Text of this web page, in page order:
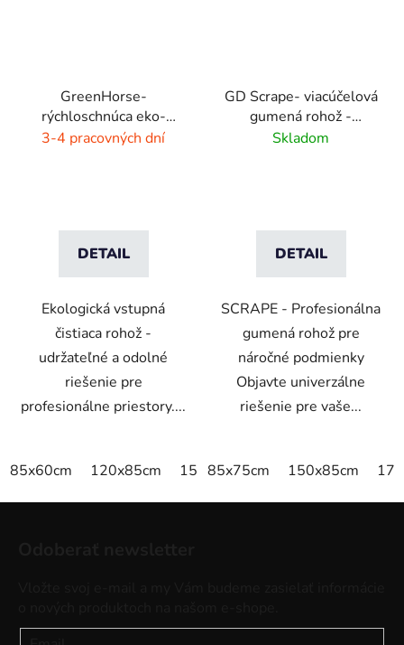
GreenHorse-
rýchloschnúca eko-
rohož - dýmovo čierna
3-4 pracovných dní
DETAIL
Ekologická vstupná
čistiaca rohož -
udržateľné a odolné
riešenie pre
profesionálne priestory....
85x60cm 120x85cm 150x85cm 175x115cm
GD Scrape- viacúčelová
gumená rohož -
interiér/exteriér
Skladom
DETAIL
SCRAPE - Profesionálna
gumená rohož pre
náročné podmienky
Objavte univerzálne
riešenie pre vaše...
85x75cm 150x85cm